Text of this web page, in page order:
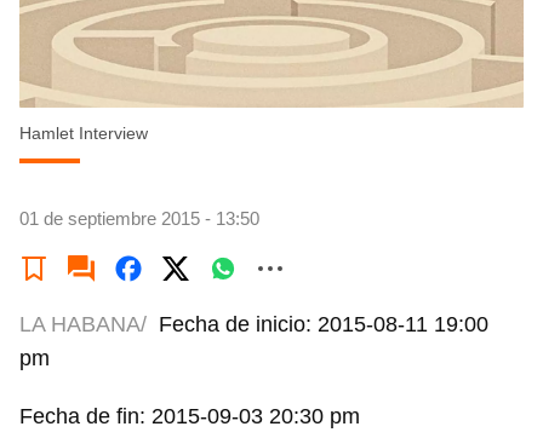
Hamlet Interview
01 de septiembre 2015 - 13:50
LA HABANA/ Fecha de inicio: 2015-08-11 19:00
pm
Fecha de fin: 2015-09-03 20:30 pm